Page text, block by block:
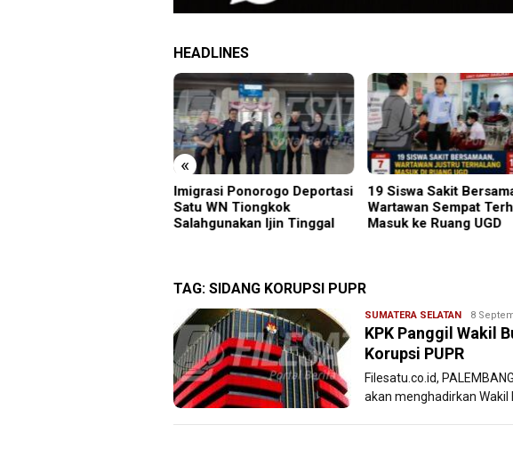
HEADLINES
«
19 Siswa Sakit Bersamaan,
Wartawan Sempat Terhalang
Masuk ke Ruang UGD
Sambut HUT RI ke-81
Gunung Sanggabuana,
Karawang Jaga Stamina
TAG: SIDANG KORUPSI PUPR
SUMATERA SELATAN Ryan
Karawang
8
KPK Panggil Wakil
Korupsi PUPR
Filesatu.co.id,
akan menghadirkan Wakil